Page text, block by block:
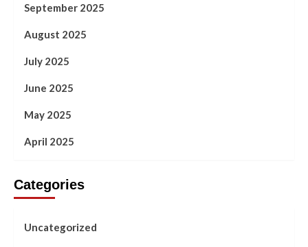
September 2025
August 2025
July 2025
June 2025
May 2025
April 2025
Categories
Uncategorized